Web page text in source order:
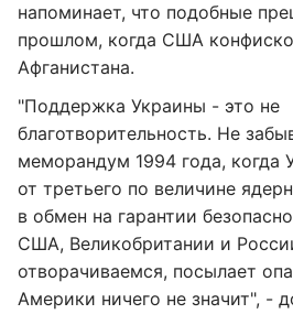
напоминает, что подобные
прошлом, когда США
Афганистана.
"Поддержка Украины - это не
благотворительность. Не
меморандум 1994 года, когда
от третьего по величине
в обмен на гарантии
США, Великобритании и
отворачиваемся, посылает
Америки ничего не значит", -